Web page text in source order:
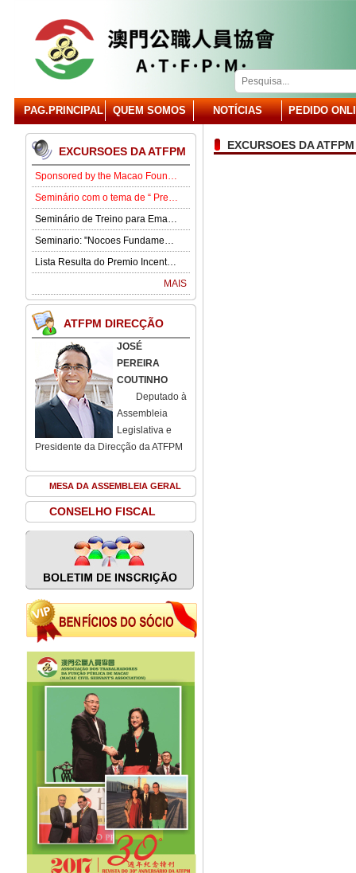
PAG.PRINCIPAL QUEM SOMOS NOTÍCIAS PEDIDO
EXCURSOES DA ATFPM
Sponsored by the Macao Foundation, the Macau Civil Servants Association (ATFPM) will organize the “Job Opportunities for Youth Seminar” at 3:00 p.m. on 15 August in our Association . Our guest speaker is Lawmaker José Pereira Coutinho.
Seminário com o tema de “ Prevenção e Controlo da Gota” .
Seminário de Treino para Emagrecimento.
Seminario: "Nocoes Fundamentais de Direito Comercialde Macau: Regime das Sociedades Comerciais,Orgaos Sociais, Direitos e Obrigagoes dos Socios"
Lista Resulta do Premio Incentivo 2026
MAIS
ATFPM DIRECÇÃO
JOSÉ
PEREIRA
COUTINHO
Deputado à
Assembleia
Legislativa e
Presidente da Direcção da ATFPM
MESA DA ASSEMBLEIA GERAL
CONSELHO FISCAL
EXCURSOES DA ATFPM